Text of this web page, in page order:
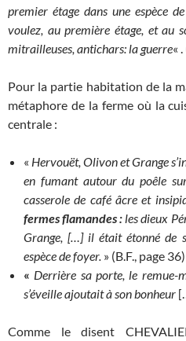
premier étage dans une espèce
voulez, au première étage, et au
mitrailleuses, antichars: la guerre«
Pour la partie habitation de la
métaphore de la ferme où la
centrale :
« Hervouët, Olivon et Grange
en fumant autour du poêle
casserole de café âcre et
fermes flamandes : les dieux
Grange, […] il était étonné de
espèce de foyer. » (B.F., page 36)
« Derrière sa porte, le remue-
s’éveille ajoutait à son bonheur
Comme le disent